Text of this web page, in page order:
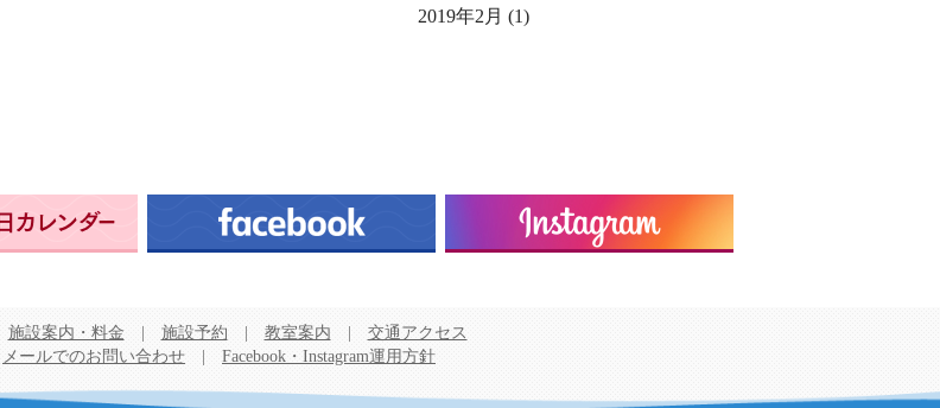
2019年2月 (1)
施設案内・料金| 施設予約 教室案内
交通アクセス
メールでのお問い合わせ Facebook・Instagram運用方針